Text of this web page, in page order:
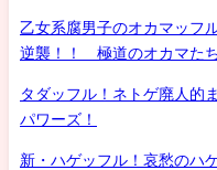
乙女系腐男子のオカマッフ
逆襲！！ 極道のオカマた
タダッフル！ネトゲ廃人的
パワーズ！
新・ハゲッフル！哀愁のハ